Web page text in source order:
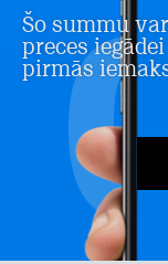
Šo summu
preces
pirmās